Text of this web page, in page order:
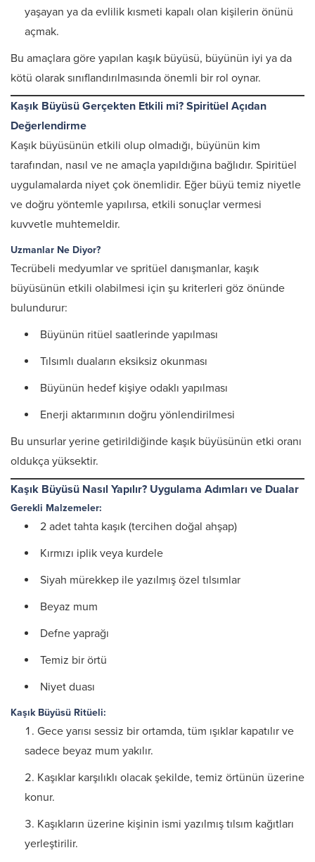
yaşayan ya da evlilik kısmeti kapalı olan kişilerin önünü
açmak.
Bu amaçlara göre yapılan kaşık büyüsü, büyünün iyi ya da
kötü olarak sınıflandırılmasında önemli bir rol oynar.
Kaşık Büyüsü Gerçekten Etkili mi? Spiritüel Açıdan
Değerlendirme
Kaşık büyüsünün etkili olup olmadığı, büyünün kim
tarafından, nasıl ve ne amaçla yapıldığına bağlıdır. Spiritüel
uygulamalarda niyet çok önemlidir. Eğer büyü temiz niyetle
ve doğru yöntemle yapılırsa, etkili sonuçlar vermesi
kuvvetle muhtemeldir.
Uzmanlar Ne Diyor?
Tecrübeli medyumlar ve spritüel danışmanlar, kaşık
büyüsünün etkili olabilmesi için şu kriterleri göz önünde
bulundurur:
Büyünün ritüel saatlerinde yapılması
Tılsımlı duaların eksiksiz okunması
Büyünün hedef kişiye odaklı yapılması
Enerji aktarımının doğru yönlendirilmesi
Bu unsurlar yerine getirildiğinde kaşık büyüsünün etki oranı
oldukça yüksektir.
Kaşık Büyüsü Nasıl Yapılır? Uygulama Adımları ve Dualar
Gerekli Malzemeler:
2 adet tahta kaşık (tercihen doğal ahşap)
Kırmızı iplik veya kurdele
Siyah mürekkep ile yazılmış özel tılsımlar
Beyaz mum
Defne yaprağı
Temiz bir örtü
Niyet duası
Kaşık Büyüsü Ritüeli:
Gece yarısı sessiz bir ortamda, tüm ışıklar kapatılır ve
sadece beyaz mum yakılır.
Kaşıklar karşılıklı olacak şekilde, temiz örtünün üzerine
konur.
Kaşıkların üzerine kişinin ismi yazılmış tılsım kağıtları
yerleştirilir.